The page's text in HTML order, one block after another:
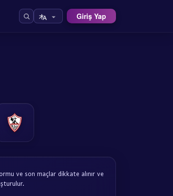
Giriş Yap
ve son maçlar dikkate alınır ve